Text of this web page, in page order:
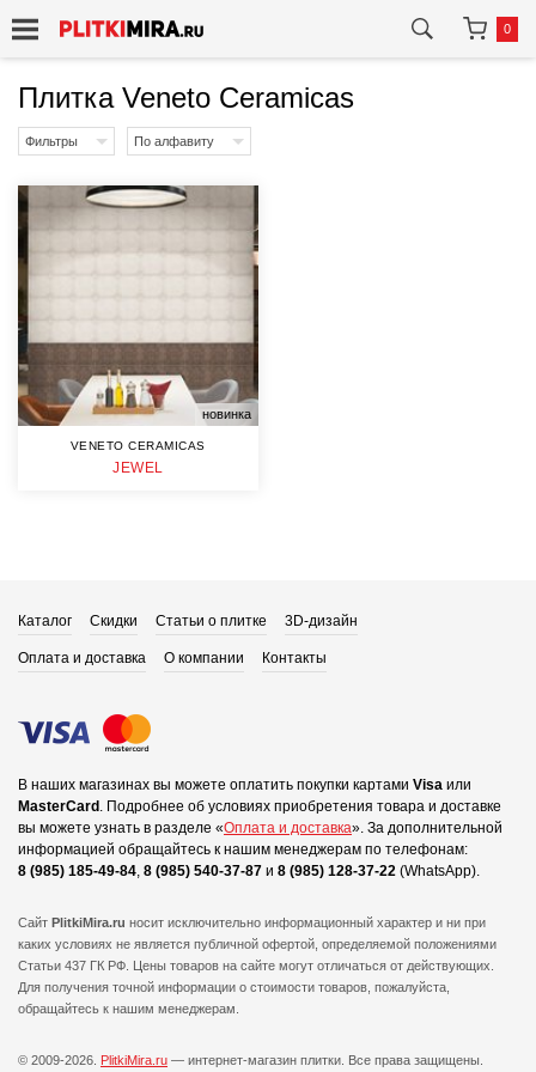
0
Плитка Veneto Ceramicas
Фильтры По алфавиту
новинка
VENETO CERAMICAS
JEWEL
Каталог Скидки Статьи о плитке 3D-дизайн
Оплата и доставка О компании Контакты
В наших магазинах вы можете оплатить покупки картами Visa или
MasterCard Подробнее об условиях приобретения товара и доставке
вы можете узнать в разделе «Оплата и доставка». За дополнительной
информацией обращайтесь к нашим менеджерам по телефонам:
8 (985) 185-49-84 8 (985) 540-37-87 и 8 (985) 128-37-22 (WhatsApp).
Сайт PlitkiMira.ru носит исключительно информационный характер и ни при
каких условиях не является публичной офертой, определяемой положениями
Статьи 437 ГК РФ. Цены товаров на сайте могут отличаться от действующих.
Для получения точной информации о стоимости товаров, пожалуйста,
обращайтесь к нашим менеджерам.
© 2009-2026. PlitkiMira.ru — интернет-магазин плитки. Все права защищены.